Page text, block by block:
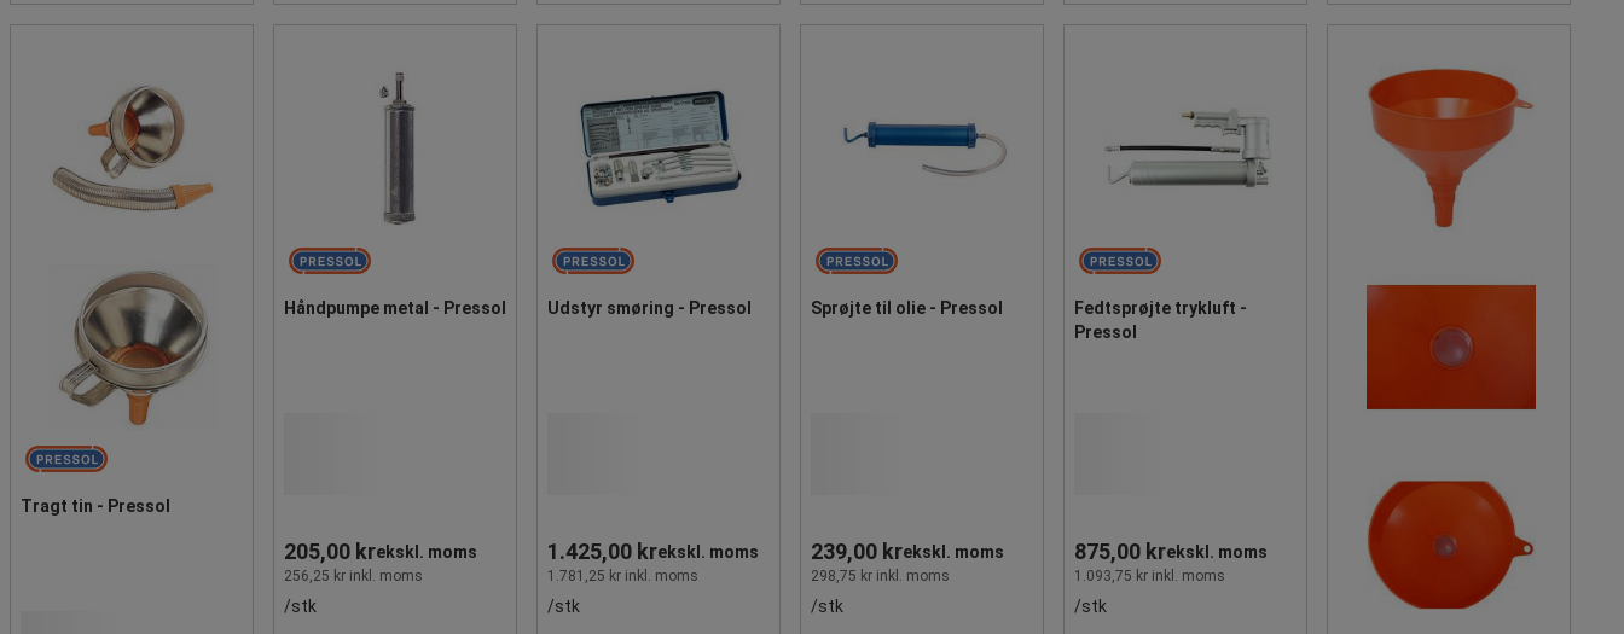
Tragt tin - Pressol
Håndpumpe metal - Pressol
205,00 krekskl. moms
256,25 kr inkl. moms
/stk
Udstyr smøring - Pressol
1.425,00 krekskl. moms
1.781,25 kr inkl. moms
/stk
Sprøjte til olie - Pressol
239,00 krekskl. moms
298,75 kr inkl. moms
/stk
Fedtsprøjte trykluft -
Pressol
875,00 krekskl. moms
1.093,75 kr inkl. moms
/stk